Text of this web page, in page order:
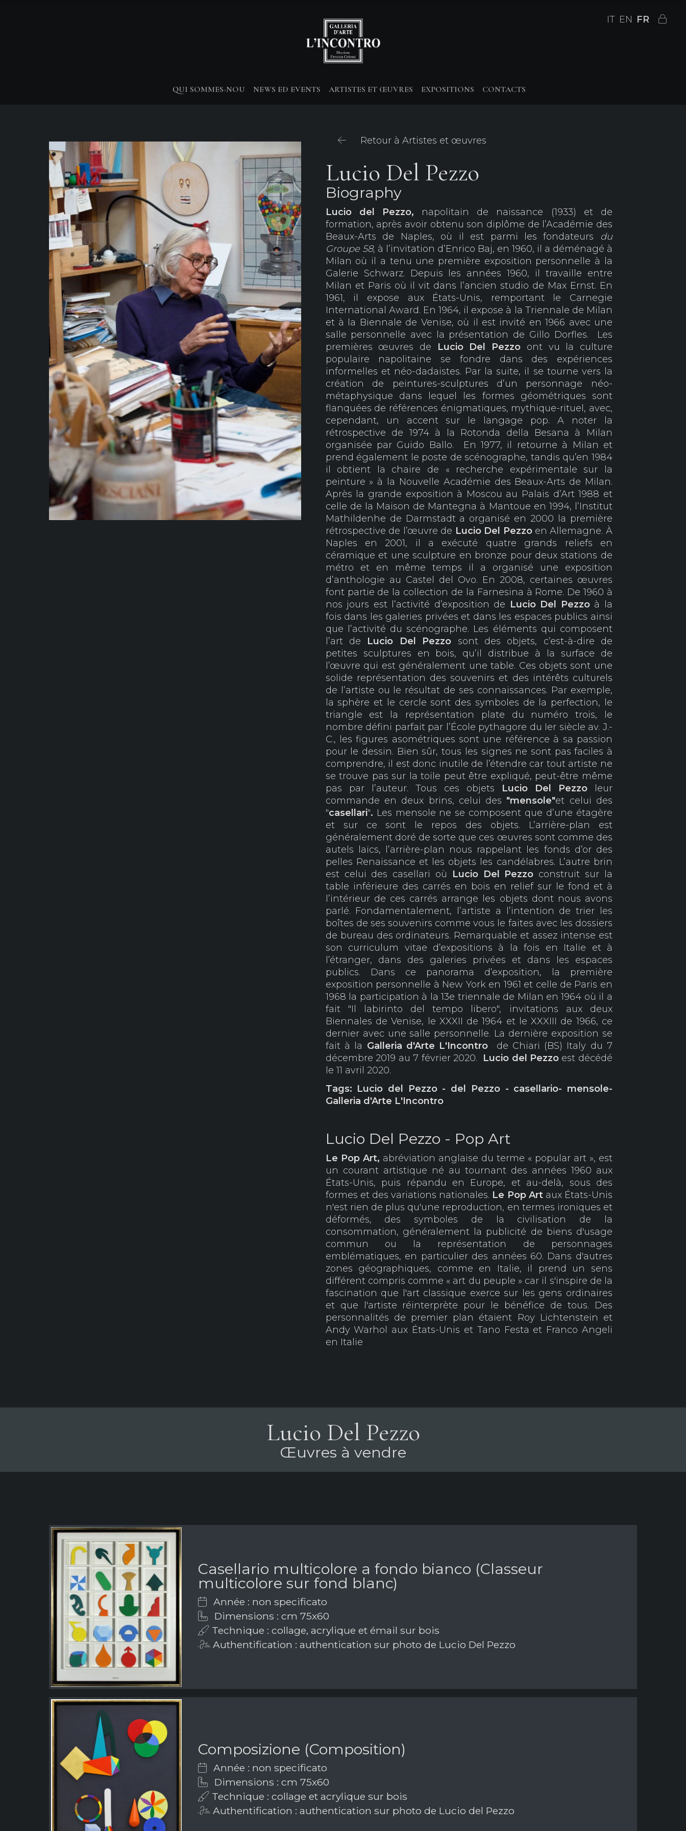
IT EN FR
QUI SOMMES-NOU NEWS ED EVENTS ARTISTES ET ŒUVRES EXPOSITIONS CONTACTS
Retour à Artistes et œuvres
Lucio Del Pezzo
Biography
Lucio del Pezzo, napolitain de naissance (1933) et de
formation, après avoir obtenu son diplôme de l’Académie des
Beaux-Arts de Naples, où il est parmi les fondateurs du
Groupe 58, à l’invitation d’Enrico Baj, en 1960, il a déménagé à
Milan où il a tenu une première exposition personnelle à la
Galerie Schwarz. Depuis les années 1960, il travaille entre
Milan et Paris où il vit dans l’ancien studio de Max Ernst. En
1961, il expose aux États-Unis, remportant le Carnegie
International Award. En 1964, il expose à la Triennale de Milan
et à la Biennale de Venise, où il est invité en 1966 avec une
salle personnelle avec la présentation de Gillo Dorfles. Les
premières œuvres de Lucio Del Pezzo ont vu la culture
populaire napolitaine se fondre dans des expériences
informelles et néo-dadaistes. Par la suite, il se tourne vers la
création de peintures-sculptures d’un personnage néo-
métaphysique dans lequel les formes géométriques sont
flanquées de références énigmatiques, mythique-rituel, avec,
cependant, un accent sur le langage pop. A noter la
rétrospective de 1974 à la Rotonda della Besana à Milan
organisée par Guido Ballo. En 1977, il retourne à Milan et
prend également le poste de scénographe, tandis qu’en 1984
il obtient la chaire de « recherche expérimentale sur la
peinture » à la Nouvelle Académie des Beaux-Arts de Milan.
Après la grande exposition à Moscou au Palais d’Art 1988 et
celle de la Maison de Mantegna à Mantoue en 1994, l’Institut
Mathildenhe de Darmstadt a organisé en 2000 la première
rétrospective de l’œuvre de Lucio Del Pezzoen Allemagne. À
Naples en 2001, il a exécuté quatre grands reliefs en
céramique et une sculpture en bronze pour deux stations de
métro et en même temps il a organisé une exposition
d’anthologie au Castel del Ovo. En 2008, certaines œuvres
font partie de la collection de la Farnesina à Rome. De 1960 à
nos jours est l’activité d’exposition de Lucio Del Pezzo à la
fois dans les galeries privées et dans les espaces publics ainsi
que l’activité du scénographe. Les éléments qui composent
l’art de Lucio Del Pezzo sont des objets, c’est-à-dire de
petites sculptures en bois, qu’il distribue à la surface de
l’œuvre qui est généralement une table. Ces objets sont une
solide représentation des souvenirs et des intérêts culturels
de l’artiste ou le résultat de ses connaissances. Par exemple,
la sphère et le cercle sont des symboles de la perfection, le
triangle est la représentation plate du numéro trois, le
nombre défini parfait par l’École pythagore du Ier siècle av. J.-
C., les figures asométriques sont une référence à sa passion
pour le dessin. Bien sûr, tous les signes ne sont pas faciles à
comprendre, il est donc inutile de l’étendre car tout artiste ne
se trouve pas sur la toile peut être expliqué, peut-être même
pas par l’auteur. Tous ces objets Lucio Del Pezzoleur
commande en deux brins, celui des "mensole"et celui des
"casellari". Les mensole ne se composent que d’une étagère
et sur ce sont le repos des objets. L’arrière-plan est
généralement doré de sorte que ces œuvres sont comme des
autels laïcs, l’arrière-plan nous rappelant les fonds d’or des
pelles Renaissance et les objets les candélabres. L’autre brin
est celui des casellari où Lucio Del Pezzo construit sur la
table inférieure des carrés en bois en relief sur le fond et à
l’intérieur de ces carrés arrange les objets dont nous avons
parlé. Fondamentalement, l’artiste a l’intention de trier les
boîtes de ses souvenirs comme vous le faites avec les dossiers
de bureau des ordinateurs. Remarquable et assez intense est
son curriculum vitae d’expositions à la fois en Italie et à
l’étranger, dans des galeries privées et dans les espaces
publics. Dans ce panorama d’exposition, la première
exposition personnelle à New York en 1961 et celle de Paris en
1968 la participation à la 13e triennale de Milan en 1964 où il a
fait "Il labirinto del tempo libero", invitations aux deux
Biennales de Venise, le XXXII de 1964 et le XXXIII de 1966, ce
dernier avec une salle personnelle. La dernière exposition se
fait à la Galleria d'Arte L'Incontro
de Chiari (BS) Italy du 7
décembre 2019 au 7 février 2020. Lucio del Pezzo est décédé
le 11 avril 2020.
Tags: Lucio del Pezzo - del Pezzo - casellario- mensole-
Galleria d'Arte L'Incontro
Lucio Del Pezzo - Pop Art
Le Pop Art, abréviation anglaise du terme « popular art », est
un courant artistique né au tournant des années 1960 aux
États-Unis, puis répandu en Europe, et au-delà, sous des
formes et des variations nationales. Le Pop Art aux États-Unis
n'est rien de plus qu'une reproduction, en termes ironiques et
déformés, des symboles de la civilisation de la
consommation, généralement la publicité de biens d'usage
commun ou la représentation de personnages
emblématiques, en particulier des années 60. Dans d'autres
zones géographiques, comme en Italie, il prend un sens
différent compris comme « art du peuple » car il s'inspire de la
fascination que l'art classique exerce sur les gens ordinaires
et que l'artiste réinterprète pour le bénéfice de tous. Des
personnalités de premier plan étaient Roy Lichtenstein et
Andy Warhol aux États-Unis et Tano Festa et Franco Angeli
en Italie
Lucio Del Pezzo
Œuvres à vendre
Casellario multicolore a fondo bianco (Classeur
multicolore sur fond blanc)
Année : non specificato
Dimensions : cm 75x60
Technique : collage, acrylique et émail sur bois
Authentification : authentication sur photo de Lucio Del Pezzo
Composizione (Composition)
Année : non specificato
Dimensions : cm 75x60
Technique : collage et acrylique sur bois
Authentification : authentication sur photo de Lucio del Pezzo